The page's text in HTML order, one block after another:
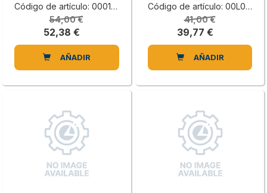
Código de artículo: 0001354739L
54,00 €
52,38 €
AÑADIR
Código de artículo: 00L0116062A
41,00 €
39,77 €
AÑADIR